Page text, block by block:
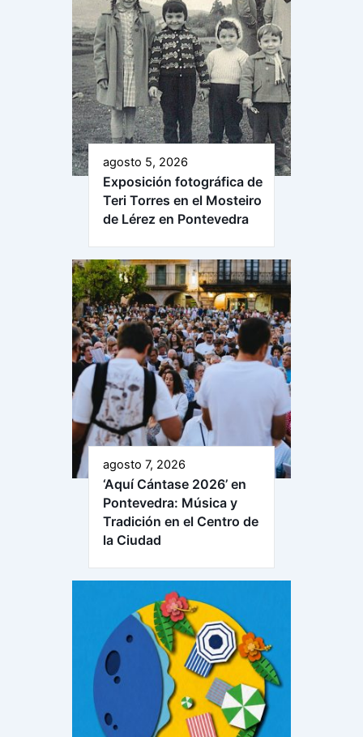
agosto 5, 2026
Exposición fotográfica de
Teri Torres en el Mosteiro
de Lérez en Pontevedra
agosto 7, 2026
‘Aquí Cántase 2026’ en
Pontevedra: Música y
Tradición en el Centro de
la Ciudad